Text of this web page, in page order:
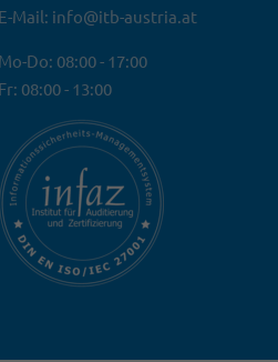
E-Mail: info@itb-austria.at
Mo-Do: 08:00 - 17:00
Fr: 08:00 - 13:00